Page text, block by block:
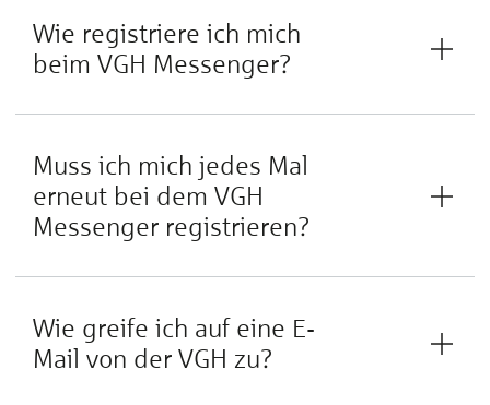
Wie registriere ich mich
beim VGH Messenger?
Muss ich mich jedes Mal
erneut bei dem VGH
Messenger registrieren?
Wie greife ich auf eine E-
Mail von der VGH zu?